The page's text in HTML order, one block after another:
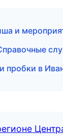
и
пробки в